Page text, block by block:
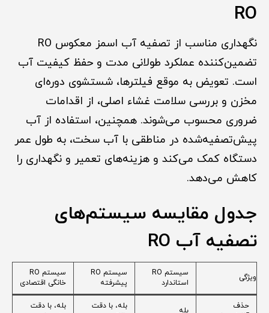
RO
نگهداری مناسب از تصفیه آب اسمز معکوس RO
تضمین‌کننده عملکرد طولانی مدت و حفظ کیفیت آب
است. تعویض به موقع فیلترها، شستشوی دوره‌ای
مخزن و بررسی سلامت غشاء اصلی، از اقدامات
ضروری محسوب می‌شوند. همچنین، استفاده از آب
پیش‌تصفیه‌شده در مناطقی با آب سخت، به طول عمر
دستگاه کمک می‌کند و هزینه‌های تعمیر و نگهداری را
کاهش می‌دهد.
جدول مقایسه سیستم‌های
تصفیه آب RO
ویژگی
سیستم RO
استاندارد
سیستم RO
پیشرفته
سیستم RO
خانگی اقتصادی
حذف
بله
بله، با دقت
بله، با دقت